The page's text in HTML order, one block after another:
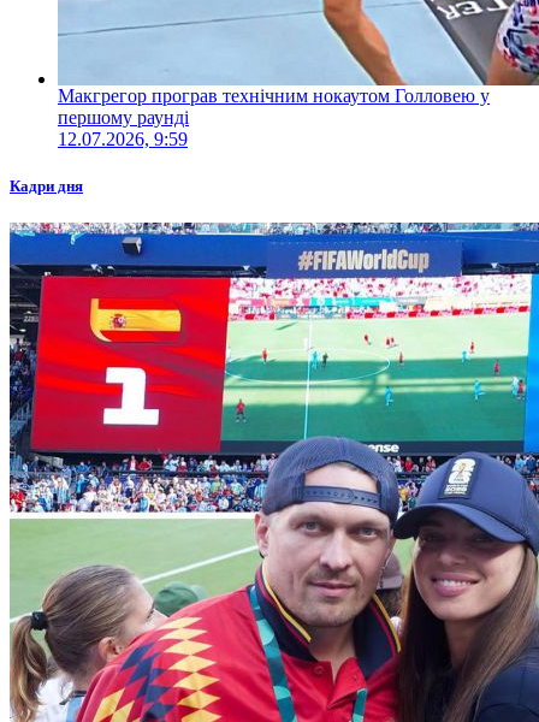
Макгрегор програв технічним нокаутом Голловею у
першому раунді
12.07.2026, 9:59
Кадри дня